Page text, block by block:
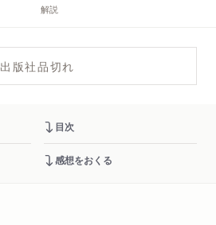
解説
出版社品切れ
目次
感想をおくる